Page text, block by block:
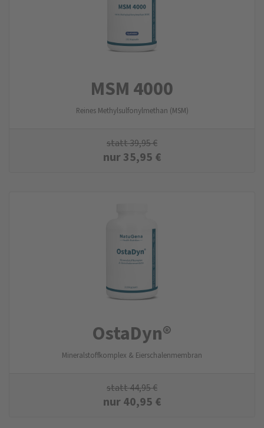
MSM 4000
Reines Methylsulfonylmethan (MSM)
statt39,95€
nur35,95 €
OstaDyn®
Mineralstoffkomplex & Eierschalenmembran
statt44,95€
nur40,95 €